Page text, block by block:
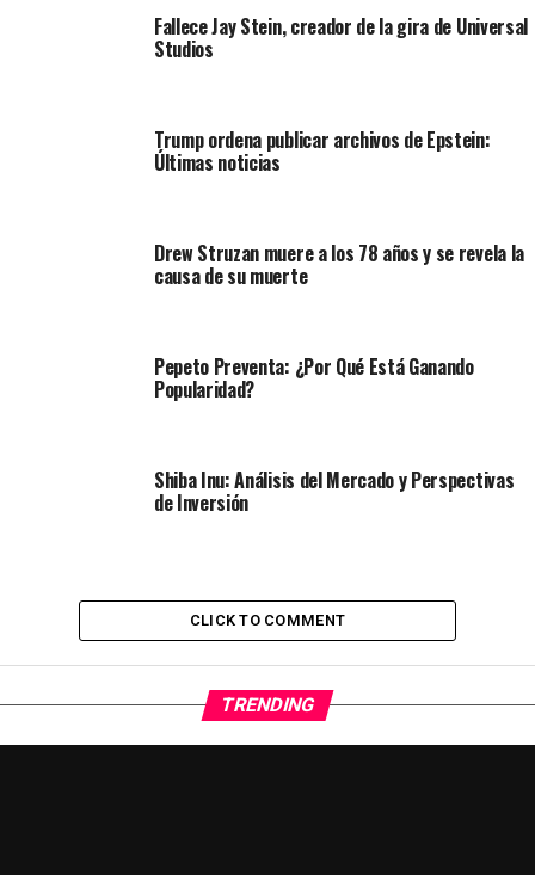
Fallece Jay Stein, creador de la gira de Universal
Studios
Trump ordena publicar archivos de Epstein:
Últimas noticias
Drew Struzan muere a los 78 años y se revela la
causa de su muerte
Pepeto Preventa: ¿Por Qué Está Ganando
Popularidad?
Shiba Inu: Análisis del Mercado y Perspectivas
de Inversión
CLICK TO COMMENT
TRENDING